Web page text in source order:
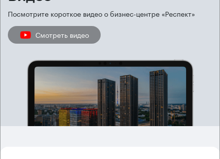
Посмотрите короткое видео о бизнес-центре «Респект»
Смотреть видео